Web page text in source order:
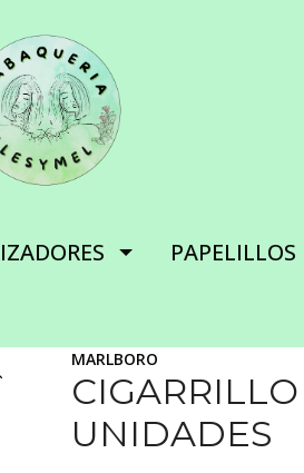
PAPELILLOS
MARLBORO
UNIDADES